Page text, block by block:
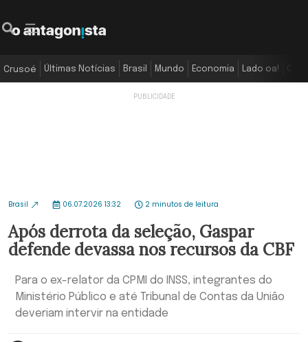
Crusoé Últimas Notícias Brasil Mundo Economia Lado oa!
Brasil 06.07.2026 13:32 2 minutos de leitura
Após derrota da seleção, Gaspar
defende devassa nos recursos da CBF
Para o ex-relator da CPMI do INSS, integrantes do
Ministério Público e até Tribunal de Contas da União
deveriam intervir na entidade